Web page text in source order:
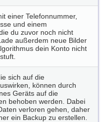
einer Telefonnummer,
und einem
du zuvor noch nicht
außerdem neue Bilder
dein Konto nicht
sich auf die
können durch
Geräts auf die
behoben werden. Dabei
verloren gehen, daher
ein Backup zu erstellen.